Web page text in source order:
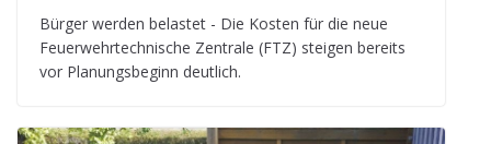
Bür­ger wer­den belas­tet - Die Kos­ten für die neue
Feu­er­wehr­tech­ni­sche Zen­trale (FTZ) stei­gen bereits
vor Pla­nungs­be­ginn deutlich.